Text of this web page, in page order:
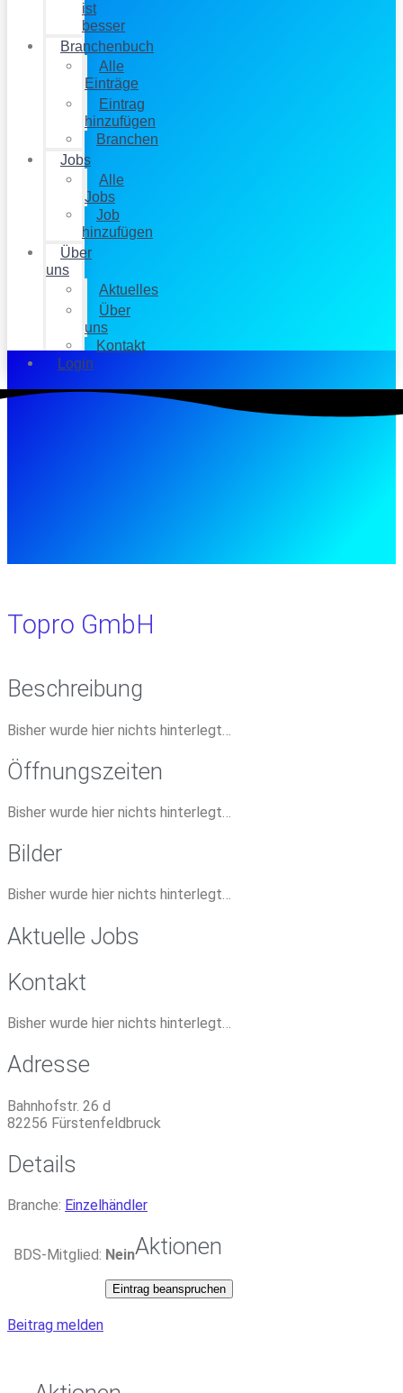
ist
besser
Branchenbuch
Alle
Einträge
Eintrag
hinzufügen
Branchen
Jobs
Alle
Jobs
Job
hinzufügen
Über
uns
Aktuelles
Über
uns
Kontakt
Login
Topro GmbH
Beschreibung
Bisher wurde hier nichts hinterlegt…
Öffnungszeiten
Bisher wurde hier nichts hinterlegt…
Bilder
Bisher wurde hier nichts hinterlegt…
Aktuelle Jobs
Kontakt
Bisher wurde hier nichts hinterlegt…
Adresse
Bahnhofstr. 26 d
82256 Fürstenfeldbruck
Details
Branche: Einzelhändler
BDS-Mitglied: NeinAktionen
Eintrag beanspruchen
Beitrag melden